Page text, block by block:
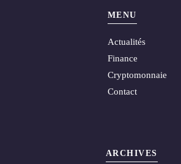
MENU
Actualités
Finance
Cryptomonnaie
Contact
ARCHIVES